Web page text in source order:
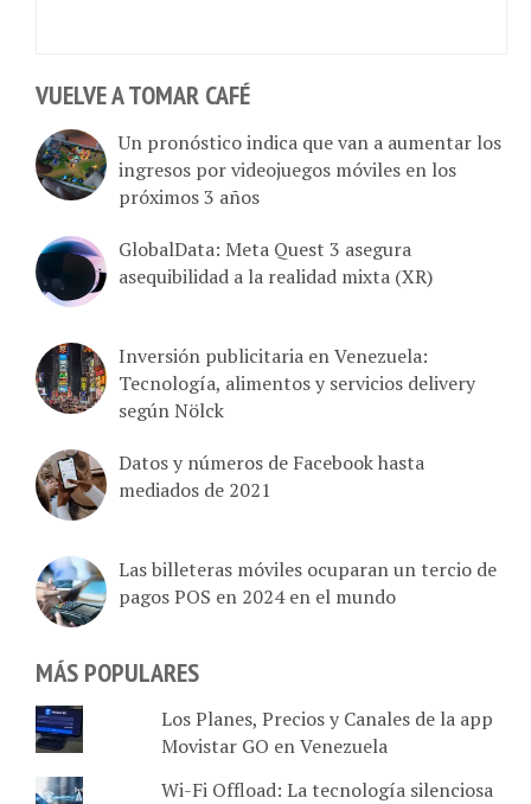
Un pronóstico indica que van a aumentar los
ingresos por videojuegos móviles en los
próximos 3 años
asequibilidad a la realidad mixta (XR)
Tecnología, alimentos y servicios delivery
según Nölck
mediados de 2021
pagos POS en 2024 en el mundo
Los Planes, Precios y Canales de la app
Movistar GO en Venezuela
Wi-Fi Offload: La tecnología silenciosa
que potencia tu conexión móvil